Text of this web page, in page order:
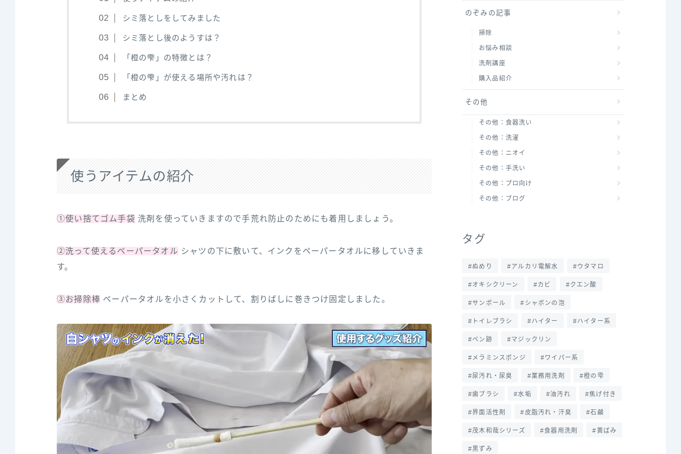
シミ落としをしてみました
シミ落とし後のようすは？
「橙の雫」の特徴とは？
「橙の雫」が使える場所や汚れは？
まとめ
使うアイテムの紹介
①使い捨てゴム手袋 洗剤を使っていきますので手荒れ防止のためにも着用しましょう。
②洗って使えるペーパータオル シャツの下に敷いて、インクをペーパータオルに移していきま
す。
③お掃除棒 ペーパータオルを小さくカットして、割りばしに巻きつけ固定しました。
のぞみの記事
掃除
お悩み相談
洗剤講座
購入品紹介
その他
その他：食器洗い
その他：洗濯
その他：ニオイ
その他：手洗い
その他：プロ向け
その他：ブログ
タグ
ぬめり アルカリ電解水 ウタマロ
オキシクリーン カビ クエン酸
サンポール シャボンの泡
トイレブラシ ハイター ハイター系
ペン跡 マジックリン
メラミンスポンジ ワイパー系
尿汚れ・尿臭 業務用洗剤 橙の雫
歯ブラシ 水垢 油汚れ 焦げ付き
界面活性剤 皮脂汚れ・汗臭 石鹸
茂木和哉シリーズ 食器用洗剤 黄ばみ
黒ずみ